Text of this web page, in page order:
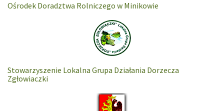
Ośrodek Doradztwa Rolniczego w Minikowie
Stowarzyszenie Lokalna Grupa Działania Dorzecza
Zgłowiaczki